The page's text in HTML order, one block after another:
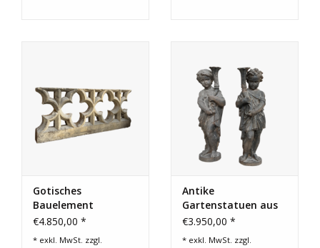
Gotisches
Bauelement
€4.850,00 *
* exkl. MwSt. zzgl.
Antike
Gartenstatuen aus
Gusseisen
€3.950,00 *
* exkl. MwSt. zzgl.